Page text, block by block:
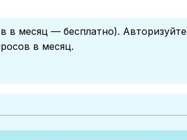
в месяц — бесплатно).
в месяц.